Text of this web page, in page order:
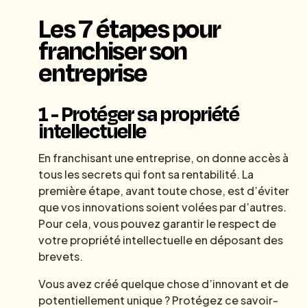
Les 7 étapes pour
franchiser son
entreprise
1 - Protéger sa propriété
intellectuelle
En franchisant une entreprise, on donne accès à
tous les secrets qui font sa rentabilité. La
première étape, avant toute chose, est d’éviter
que vos innovations soient volées par d’autres.
Pour cela, vous pouvez garantir le respect de
votre propriété intellectuelle en déposant des
brevets.
Vous avez créé quelque chose d’innovant et de
potentiellement unique ? Protégez ce savoir-